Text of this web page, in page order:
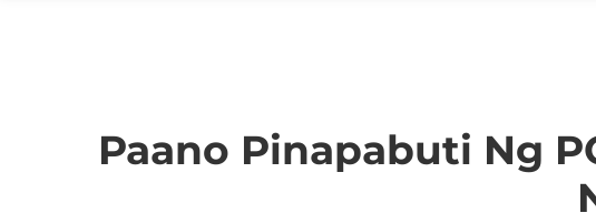
Paano Pinapabuti Ng